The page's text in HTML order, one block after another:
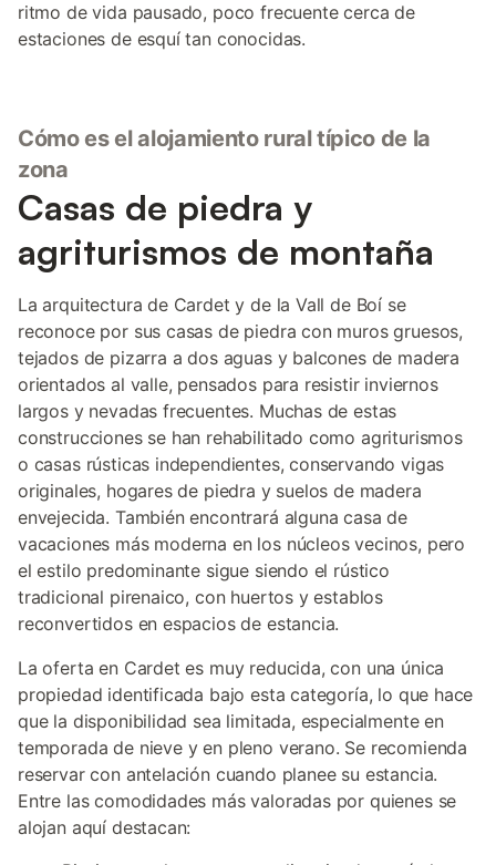
ritmo de vida pausado, poco frecuente cerca de
estaciones de esquí tan conocidas.
Cómo es el alojamiento rural típico de la
zona
Casas de piedra y
agriturismos de montaña
La arquitectura de Cardet y de la Vall de Boí se
reconoce por sus casas de piedra con muros gruesos,
tejados de pizarra a dos aguas y balcones de madera
orientados al valle, pensados para resistir inviernos
largos y nevadas frecuentes. Muchas de estas
construcciones se han rehabilitado como agriturismos
o casas rústicas independientes, conservando vigas
originales, hogares de piedra y suelos de madera
envejecida. También encontrará alguna casa de
vacaciones más moderna en los núcleos vecinos, pero
el estilo predominante sigue siendo el rústico
tradicional pirenaico, con huertos y establos
reconvertidos en espacios de estancia.
La oferta en Cardet es muy reducida, con una única
propiedad identificada bajo esta categoría, lo que hace
que la disponibilidad sea limitada, especialmente en
temporada de nieve y en pleno verano. Se recomienda
reservar con antelación cuando planee su estancia.
Entre las comodidades más valoradas por quienes se
alojan aquí destacan: